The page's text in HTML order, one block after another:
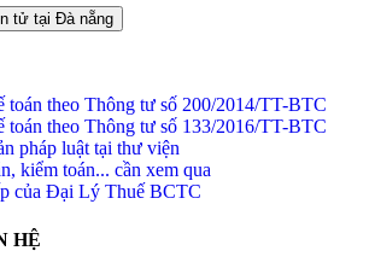
toán theo Thông tư số 200/2014/TT-BTC
toán theo Thông tư số 133/2016/TT-BTC
pháp luật tại thư viện
kiểm toán... cần xem qua
của Đại Lý Thuế BCTC
HỆ